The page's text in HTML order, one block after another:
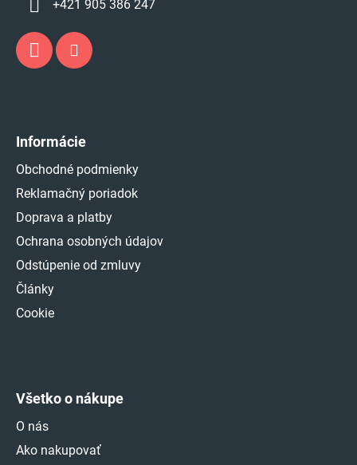
+421 905 386 247
Informácie
Obchodné podmienky
Reklamačný poriadok
Doprava a platby
Ochrana osobných údajov
Odstúpenie od zmluvy
Články
Cookie
Všetko o nákupe
O nás
Ako nakupovať